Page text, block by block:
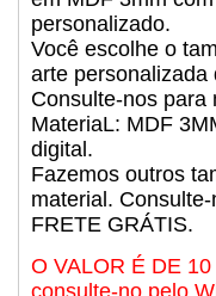
personalizado.
Você escolhe o
arte personalizada
Consulte-nos para
MateriaL: MDF
digital.
Fazemos outros
material. Consulte-
FRETE GRÁTIS.
O VALOR É DE